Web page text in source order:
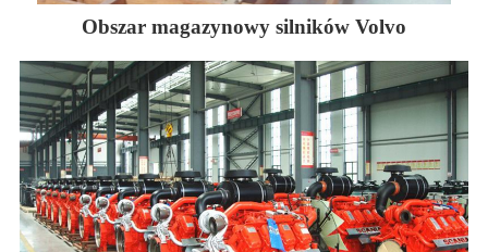
Obszar magazynowy silników Volvo